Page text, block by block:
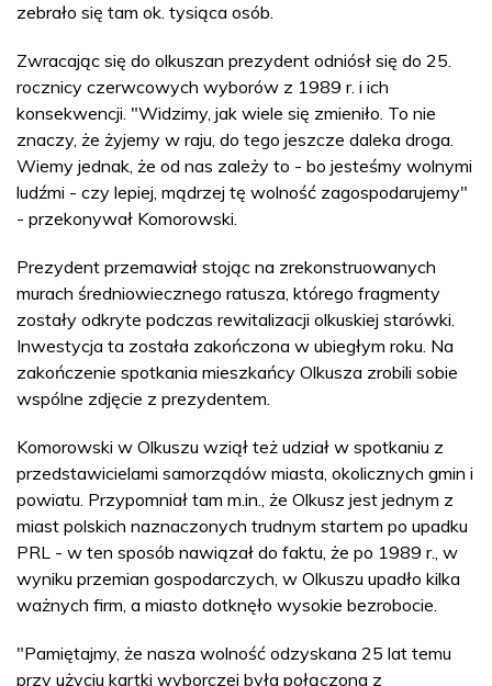
zebrało się tam ok. tysiąca osób.
Zwracając się do olkuszan prezydent odniósł się do 25.
rocznicy czerwcowych wyborów z 1989 r. i ich
konsekwencji. "Widzimy, jak wiele się zmieniło. To nie
znaczy, że żyjemy w raju, do tego jeszcze daleka droga.
Wiemy jednak, że od nas zależy to - bo jesteśmy wolnymi
ludźmi - czy lepiej, mądrzej tę wolność zagospodarujemy"
- przekonywał Komorowski.
Prezydent przemawiał stojąc na zrekonstruowanych
murach średniowiecznego ratusza, którego fragmenty
zostały odkryte podczas rewitalizacji olkuskiej starówki.
Inwestycja ta została zakończona w ubiegłym roku. Na
zakończenie spotkania mieszkańcy Olkusza zrobili sobie
wspólne zdjęcie z prezydentem.
Komorowski w Olkuszu wziął też udział w spotkaniu z
przedstawicielami samorządów miasta, okolicznych gmin i
powiatu. Przypomniał tam m.in., że Olkusz jest jednym z
miast polskich naznaczonych trudnym startem po upadku
PRL - w ten sposób nawiązał do faktu, że po 1989 r., w
wyniku przemian gospodarczych, w Olkuszu upadło kilka
ważnych firm, a miasto dotknęło wysokie bezrobocie.
"Pamiętajmy, że nasza wolność odzyskana 25 lat temu
przy użyciu kartki wyborczej była połączona z